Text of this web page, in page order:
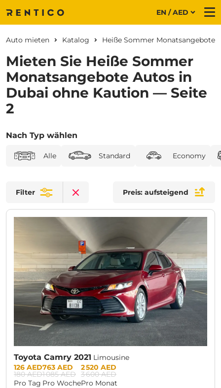
EN / AED
Mieten Sie Heiße Sommer
Monatsangebote Autos in
Dubai ohne Kaution — Seite
2
Auto mieten Katalog Heiße Sommer Monatsangebote
Nach Typ wählen
Alle Standard Economy
Filter
Clear filters
Preis: aufsteigend
Toyota Camry 2021 Limousine
CURRENT PROMOTION:
Prices:
126 AED
180 AED
Pro Tag
763 AED
1 085 AED
Pro Woche
2 520 AED
3 600 AED
Pro Monat